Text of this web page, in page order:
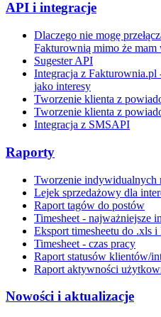
API i integracje
Dlaczego nie mogę
Fakturownią mimo że mam
Sugester API
Integracja z
jako interesy
Tworzenie klienta z
Tworzenie klienta z
Integracja z SMSAPI
Raporty
Tworzenie indywidualnych
Lejek sprzedażowy dla
Raport tagów do postów
Timesheet - najważniejsze
Eksport timesheetu do .xls i
Timesheet - czas pracy
Raport statusów klientów/
Raport aktywności
Nowości i aktualizacje